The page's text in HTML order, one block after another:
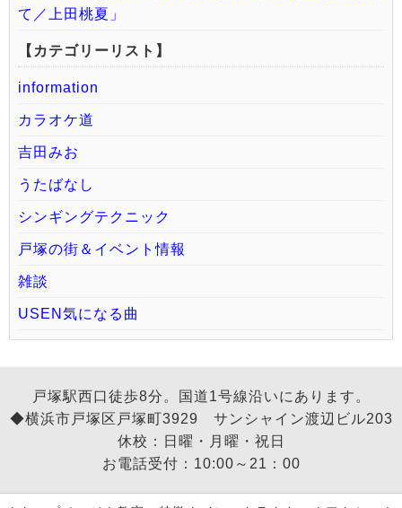
て／上田桃夏」
【カテゴリーリスト】
information
カラオケ道
吉田みお
うたばなし
シンギングテクニック
戸塚の街＆イベント情報
雑談
USEN気になる曲
戸塚駅西口徒歩8分。国道1号線沿いにあります。
◆横浜市戸塚区戸塚町3929 サンシャイン渡辺ビル203
休校：日曜・月曜・祝日
お電話受付：10:00～21：00